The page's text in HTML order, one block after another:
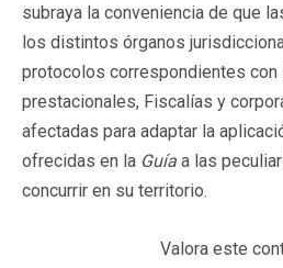
subraya la conveniencia de que
los distintos órganos
protocolos correspondientes
prestacionales, Fiscalías y
afectadas para adaptar la
ofrecidas en la Guía a las
concurrir en su territorio.
Valora este